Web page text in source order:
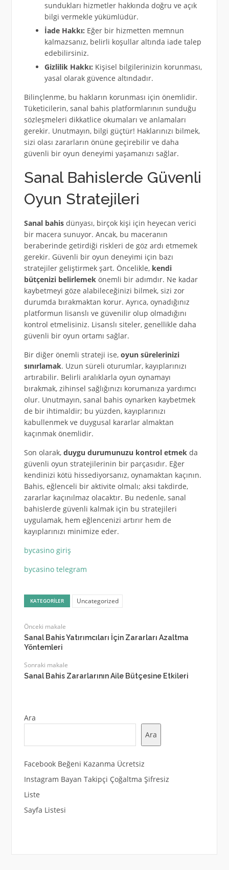
sundukları hizmetler hakkında doğru ve açık
bilgi vermekle yükümlüdür.
İade Hakkı: Eğer bir hizmetten memnun
kalmazsanız, belirli koşullar altında iade talep
edebilirsiniz.
Gizlilik Hakkı: Kişisel bilgilerinizin korunması,
yasal olarak güvence altındadır.
Bilinçlenme, bu hakların korunması için önemlidir.
Tüketicilerin, sanal bahis platformlarının sunduğu
sözleşmeleri dikkatlice okumaları ve anlamaları
gerekir. Unutmayın, bilgi güçtür! Haklarınızı bilmek,
sizi olası zararların önüne geçirebilir ve daha
güvenli bir oyun deneyimi yaşamanızı sağlar.
Sanal Bahislerde Güvenli
Oyun Stratejileri
Sanal bahisdünyası, birçok kişi için heyecan verici
bir macera sunuyor. Ancak, bu maceranın
beraberinde getirdiği riskleri de göz ardı etmemek
gerekir. Güvenli bir oyun deneyimi için bazı
stratejiler geliştirmek şart. Öncelikle, kendi
bütçenizi belirlemekönemli bir adımdır. Ne kadar
kaybetmeyi göze alabileceğinizi bilmek, sizi zor
durumda bırakmaktan korur. Ayrıca, oynadığınız
platformun lisanslı ve güvenilir olup olmadığını
kontrol etmelisiniz. Lisanslı siteler, genellikle daha
güvenli bir oyun ortamı sağlar.
Bir diğer önemli strateji ise, oyun sürelerinizi
sınırlamak. Uzun süreli oturumlar, kayıplarınızı
artırabilir. Belirli aralıklarla oyun oynamayı
bırakmak, zihinsel sağlığınızı korumanıza yardımcı
olur. Unutmayın, sanal bahis oynarken kaybetmek
de bir ihtimaldir; bu yüzden, kayıplarınızı
kabullenmek ve duygusal kararlar almaktan
kaçınmak önemlidir.
Son olarak, duygu durumunuzu kontrol etmekda
güvenli oyun stratejilerinin bir parçasıdır. Eğer
kendinizi kötü hissediyorsanız, oynamaktan kaçının.
Bahis, eğlenceli bir aktivite olmalı; aksi takdirde,
zararlar kaçınılmaz olacaktır. Bu nedenle, sanal
bahislerde güvenli kalmak için bu stratejileri
uygulamak, hem eğlencenizi artırır hem de
kayıplarınızı minimize eder.
bycasino giriş
bycasino telegram
KATEGORILER Uncategorized
Önceki makale
Sanal Bahis Yatırımcıları İçin Zararları Azaltma
Yöntemleri
Sonraki makale
Sanal Bahis Zararlarının Aile Bütçesine Etkileri
Ara
Ara
Facebook Beğeni Kazanma Ücretsiz
Instagram Bayan Takipçi Çoğaltma Şifresiz
Liste
Sayfa Listesi